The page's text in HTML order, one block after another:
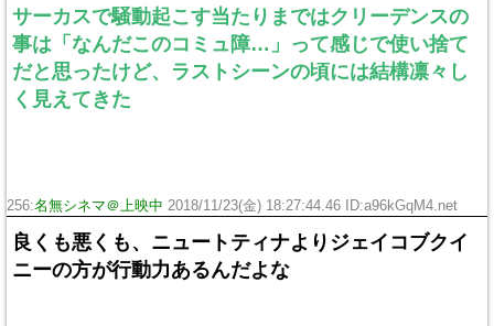
サーカスで騒動起こす当たりまではクリーデンスの
事は「なんだこのコミュ障…」って感じで使い捨て
だと思ったけど、ラストシーンの頃には結構凛々し
く見えてきた
256:名無シネマ＠上映中 2018/11/23(金) 18:27:44.46 ID:a96kGqM4.net
良くも悪くも、ニュートティナよりジェイコブクイ
ニーの方が行動力あるんだよな